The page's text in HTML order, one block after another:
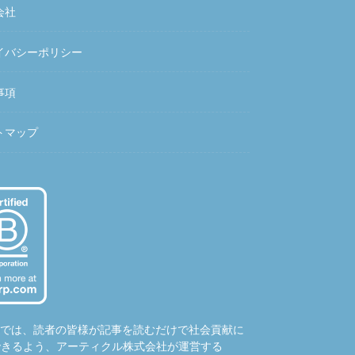
社
バシーポリシー
項
マップ
は、読者の皆様が記事を読むだけで社会貢献に
るよう、アーティクル株式会社が運営する